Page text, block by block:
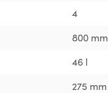
4
800 mm
46 l
275 mm